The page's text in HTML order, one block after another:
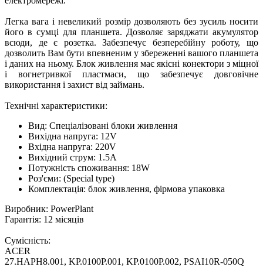
Легка вага і невеликий розмір дозволяють без зусиль носити
його в сумці для планшета. Дозволяє заряджати акумулятор
всюди, де є розетка. Забезпечує безперебійну роботу, що
дозволить Вам бути впевненим у збереженні вашого планшета
і даних на ньому. Блок живлення має якісні конектори з міцної
і вогнетривкої пластмаси, що забезпечує довговічне
використання і захист від займань.
Технічні характеристики:
Вид: Спеціалізовані блоки живлення
Вихідна напруга: 12V
Вхідна напруга: 220V
Вихідний струм: 1.5A
Потужність споживання: 18W
Роз'єми: (Special type)
Комплектація: блок живлення, фірмова упаковка
Виробник: PowerPlant
Гарантія: 12 місяців
Сумісність:
ACER
27.HAPH8.001, KP.0100P.001, KP.0100P.002, PSAI10R-050Q